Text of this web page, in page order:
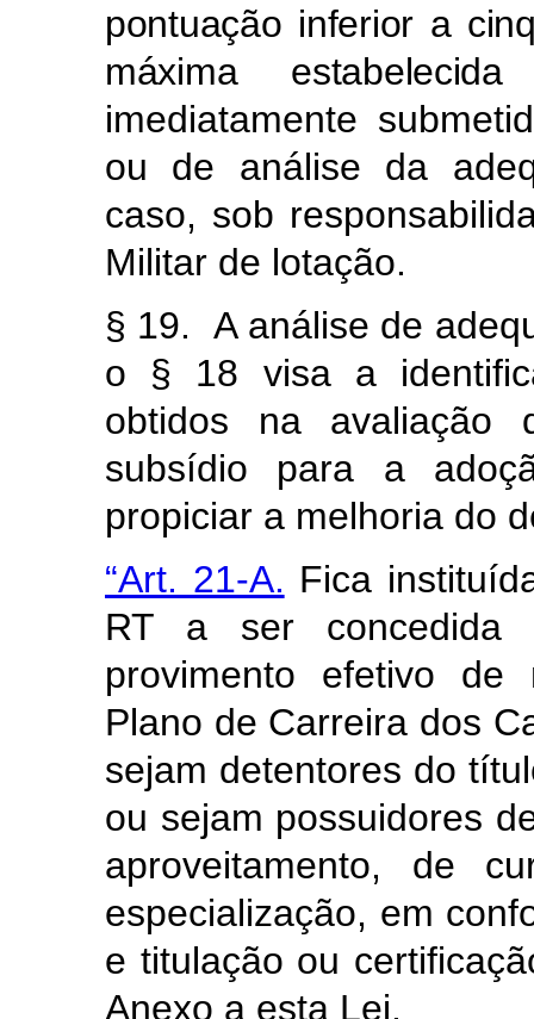
pontuação inferior a
máxima
imediatamente
ou de análise da
caso, sob
Militar de lotação.
§ 19. A análise de
o § 18 visa a
obtidos na avaliação
subsídio para a
propiciar a melhoria do
“Art. 21-A. Fica
RT a ser concedida
provimento efetivo de
Plano de Carreira dos
sejam detentores do
ou sejam possuidores
aproveitamento, de
especialização, em
e titulação ou
Anexo a esta Lei.